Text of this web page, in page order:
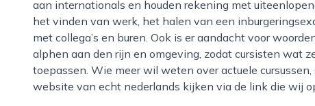
aan internationals en houden rekening met
het vinden van werk, het halen van een
met collega’s en buren. Ook is er aandacht voor
alphen aan den rijn en omgeving, zodat cursisten wat
toepassen. Wie meer wil weten over actuele
website van echt nederlands kijken via de link die wij